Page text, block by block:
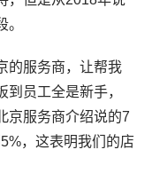
的服务商，让帮我
员工全是新手，
京服务商介绍说的7
，这表明我们的店